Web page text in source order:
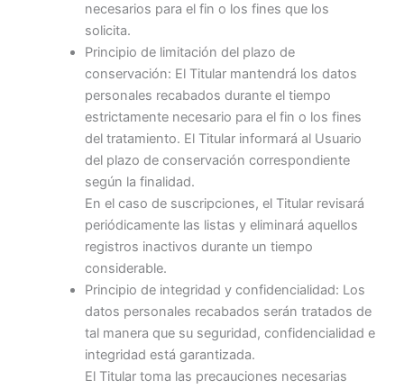
necesarios para el fin o los fines que los
solicita.
Principio de limitación del plazo de
conservación: El Titular mantendrá los datos
personales recabados durante el tiempo
estrictamente necesario para el fin o los fines
del tratamiento. El Titular informará al Usuario
del plazo de conservación correspondiente
según la finalidad.
En el caso de suscripciones, el Titular revisará
periódicamente las listas y eliminará aquellos
registros inactivos durante un tiempo
considerable.
Principio de integridad y confidencialidad: Los
datos personales recabados serán tratados de
tal manera que su seguridad, confidencialidad e
integridad está garantizada.
El Titular toma las precauciones necesarias